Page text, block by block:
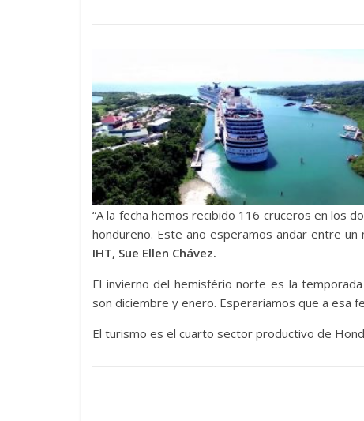
“A la fecha hemos recibido 116 cruceros en los
hondureño. Este año esperamos andar entre un
IHT, Sue Ellen Chávez.
El invierno del hemisfério norte es la
son diciembre y enero. Esperaríamos que a esa
El turismo es el cuarto sector productivo de